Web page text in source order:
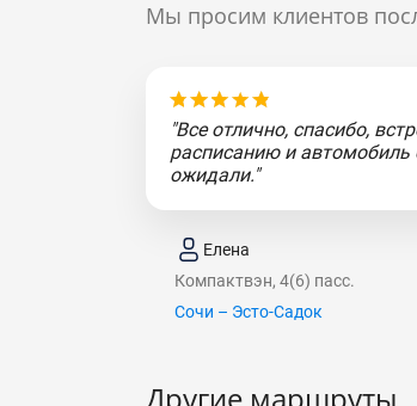
Мы просим клиентов
"Все отлично, спасибо,
расписанию и автомобиль
ожидали."
Елена
Компактвэн, 4(6) пасс.
Сочи – Эсто-Садок